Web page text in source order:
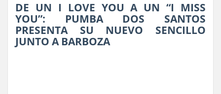
DE UN I LOVE YOU A UN “I MISS
YOU”: PUMBA DOS SANTOS
PRESENTA SU NUEVO SENCILLO
JUNTO A BARBOZA